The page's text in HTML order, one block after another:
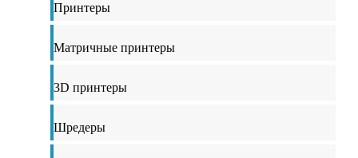
Принтеры
Матричные принтеры
3D принтеры
Шредеры